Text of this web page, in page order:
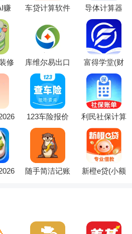
赚
)
车贷计算软件
器)
导体计算器
(房贷计算工
具)
修
消
)
库维尔易出口
(出口贸易服
务)
富得学堂(财
商提升平台)
本
123车险报价
快查最新手机
版
利民社保计算
管家(财务计
算工具)
随手简洁记账
新橙e贷(小额